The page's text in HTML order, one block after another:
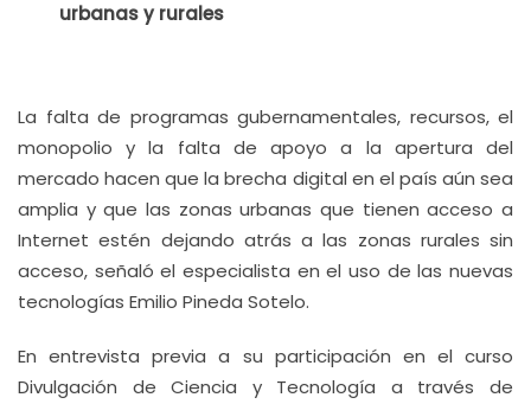
urbanas y rurales
La falta de programas gubernamentales, recursos, el
monopolio y la falta de apoyo a la apertura del
mercado hacen que la brecha digital en el país aún sea
amplia y que las zonas urbanas que tienen acceso a
Internet estén dejando atrás a las zonas rurales sin
acceso, señaló el especialista en el uso de las nuevas
tecnologías Emilio Pineda Sotelo.
En entrevista previa a su participación en el curso
Divulgación de Ciencia y Tecnología a través de